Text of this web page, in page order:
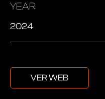
YEAR
2024
VER WEB